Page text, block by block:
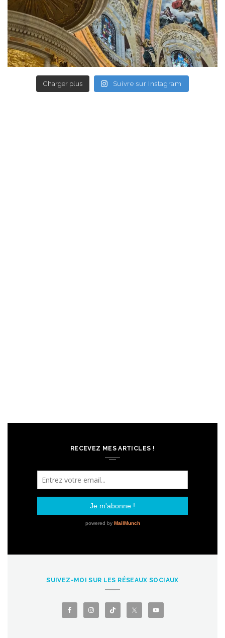
Charger plus Suivre sur Instagram
RECEVEZ MES ARTICLES !
SUIVEZ-MOI SUR LES RÉSEAUX SOCIAUX